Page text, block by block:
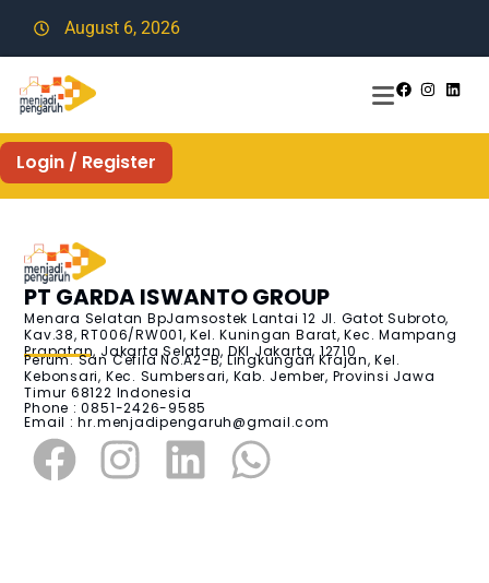
August 6, 2026
Login / Register
PT GARDA ISWANTO GROUP
Menara Selatan BpJamsostek Lantai 12 Jl. Gatot Subroto,
Kav.38, RT006/RW001, Kel. Kuningan Barat, Kec. Mampang
Prapatan, Jakarta Selatan, DKI Jakarta, 12710
Perum. San Cefila No.A2-B, Lingkungan Krajan, Kel.
Kebonsari, Kec. Sumbersari, Kab. Jember, Provinsi Jawa
Timur 68122 Indonesia
Phone : 0851-2426-9585
Email :hr.menjadipengaruh@gmail.com